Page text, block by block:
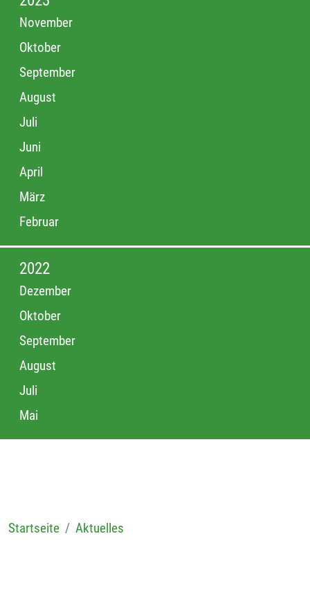
November
Oktober
September
August
Juli
Juni
April
März
Februar
2022
Dezember
Oktober
September
August
Juli
Mai
Startseite Aktuelles